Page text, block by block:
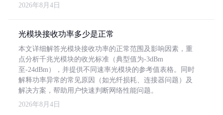
2026年8月4日
光模块接收功率多少是正常
本文详细解答光模块接收功率的正常范围及影响因素，重
点分析千兆光模块的收光标准（典型值为-3dBm
至-24dBm），并提供不同速率光模块的参考值表格。同时
解释功率异常的常见原因（如光纤损耗、连接器问题）及
解决方案，帮助用户快速判断网络性能问题。
2026年8月4日